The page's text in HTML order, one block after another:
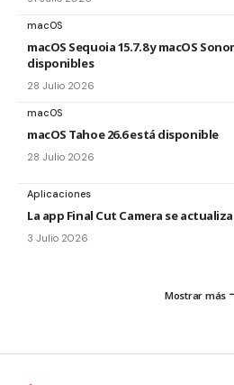
macOS
macOS Sequoia 15.7.8 y macOS
disponibles
28 Julio 2026
macOS
macOS Tahoe 26.6 está disponible
28 Julio 2026
Aplicaciones
La app Final Cut Camera se actualiza
3 Julio 2026
Mostrar más